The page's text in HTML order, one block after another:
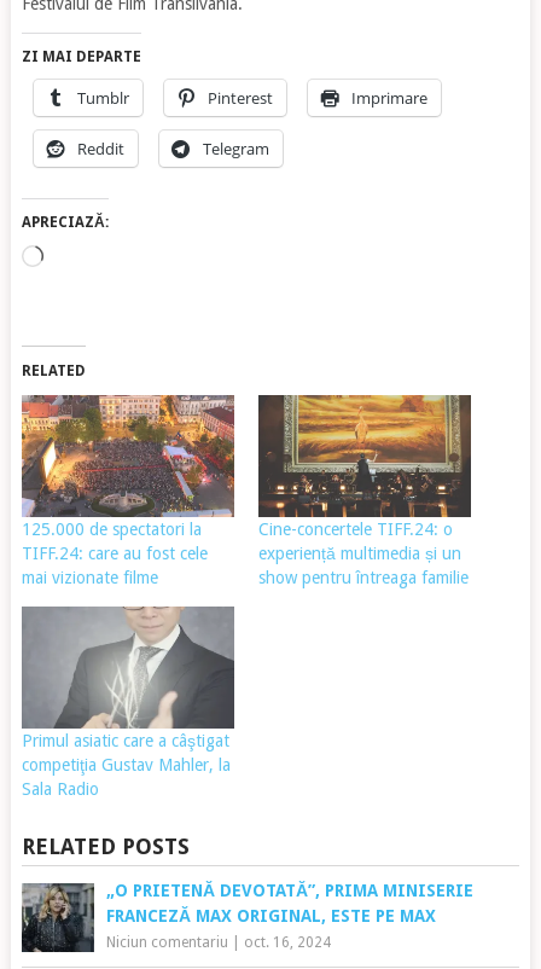
ZI MAI DEPARTE
Tumblr Pinterest Imprimare
Reddit Telegram
APRECIAZĂ:
Încarc...
RELATED
125.000 de spectatori la
TIFF.24: care au fost cele
mai vizionate filme
Cine-concertele TIFF.24: o
experiență multimedia și un
show pentru întreaga familie
Primul asiatic care a câştigat
competiţia Gustav Mahler, la
Sala Radio
RELATED POSTS
„O PRIETENĂ DEVOTATĂ”, PRIMA MINISERIE
FRANCEZĂ MAX ORIGINAL, ESTE PE MAX
Niciun comentariu oct. 16, 2024